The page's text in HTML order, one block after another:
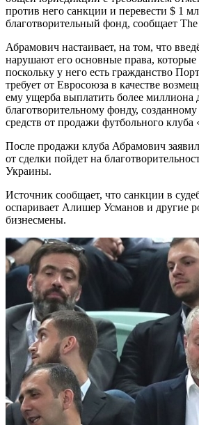
против него санкции и перевести $ 1
благотворительный фонд, сообщает
Абрамович настаивает, на том, что
нарушают его основные права, которые
поскольку у него есть гражданство
требует от Евросоюза в качестве
ему ущерба выплатить более миллиона
благотворительному фонду,
средств от продажи футбольного клуба
После продажи клуба Абрамович
от сделки пойдет на
Украины.
Источник сообщает, что санкции в
оспаривает Алишер Усманов и другие
бизнесмены.